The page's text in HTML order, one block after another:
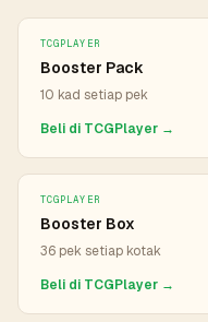
TCGPLAYER
Booster Pack
10 kad setiap pek
Beli di TCGPlayer →
TCGPLAYER
Booster Box
36 pek setiap kotak
Beli di TCGPlayer →